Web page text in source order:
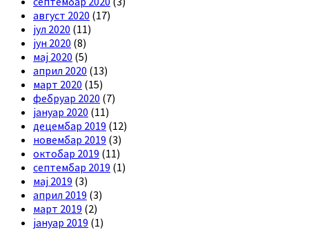
август 2020 (17)
јул 2020 (11)
јун 2020 (8)
мај 2020 (5)
април 2020 (13)
март 2020 (15)
фебруар 2020 (7)
јануар 2020 (11)
децембар 2019 (12)
новембар 2019 (3)
октобар 2019 (11)
септембар 2019 (1)
мај 2019 (3)
април 2019 (3)
март 2019 (2)
јануар 2019 (1)